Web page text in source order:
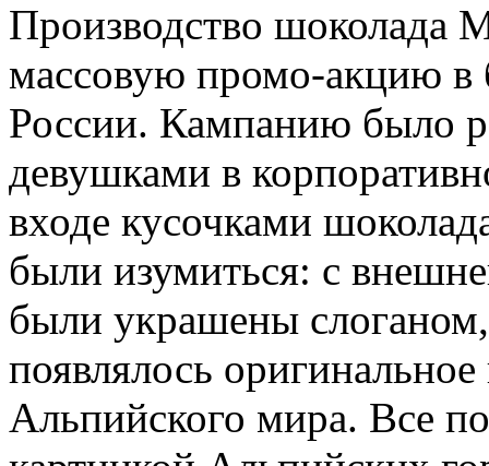
Производство шоколада
массовую промо-акцию в
России. Кампанию было
девушками в
входе кусочками
были изумиться: с
были украшены
появлялось
Альпийского мира. Все